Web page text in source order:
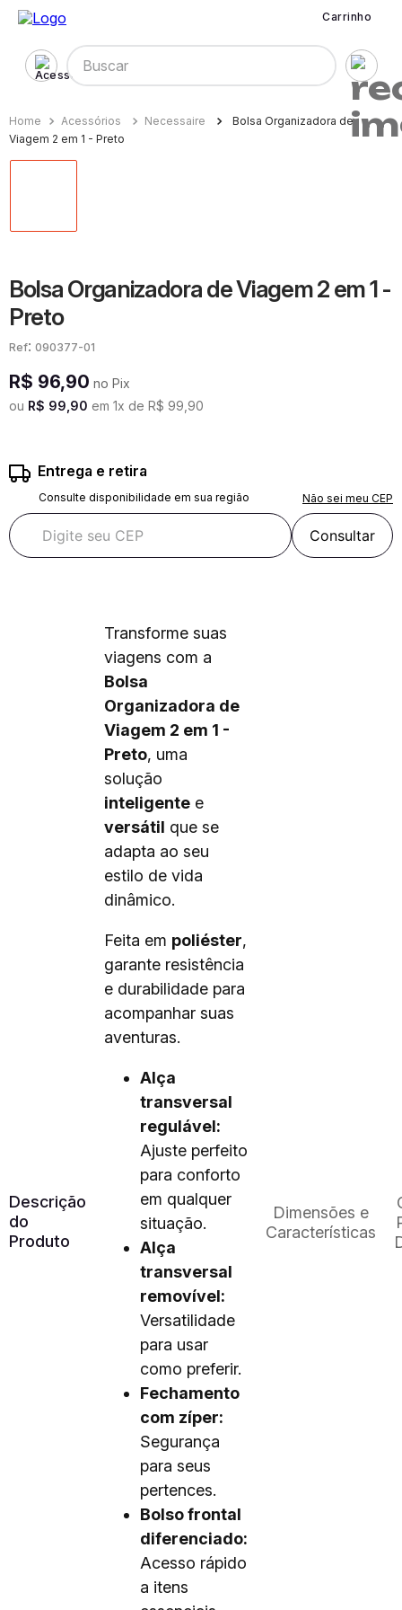
Carrinho
Buscar
Acessórios Necessaire
Bolsa Organizadora de
Viagem 2 em 1 - Preto
Bolsa Organizadora de Viagem 2 em 1 -
Preto
: 090377-01
R$ 96,90 no Pix
ou R$ 99 90 em 1x de R$ 99 90
Entrega e retira
Consulte disponibilidade em sua região Não sei meu CEP
Consultar
Descrição
do
Produto
Transforme suas
viagens com a
Bolsa
Organizadora de
Viagem 2 em 1 -
Preto, uma
solução
inteligente e
versátil que se
adapta ao seu
estilo de vida
dinâmico.
Feita em poliéster,
garante resistência
e durabilidade para
acompanhar suas
aventuras.
Alça
transversal
regulável:
Ajuste perfeito
para conforto
em qualquer
situação.
Alça
transversal
removível:
Versatilidade
para usar
como preferir.
Fechamento
com zíper:
Segurança
para seus
pertences.
Bolso frontal
diferenciado:
Acesso rápido
a itens
Dimensões e
Características